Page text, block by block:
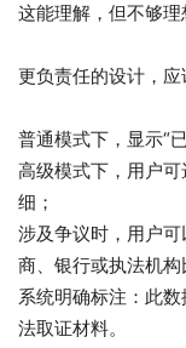
这能理解，但不够理
更负责任的设计，
普通模式下，显示“
高级模式下，用户
细；
涉及争议时，用户
商、银行或执法机构
系统明确标注：此
法取证材料。